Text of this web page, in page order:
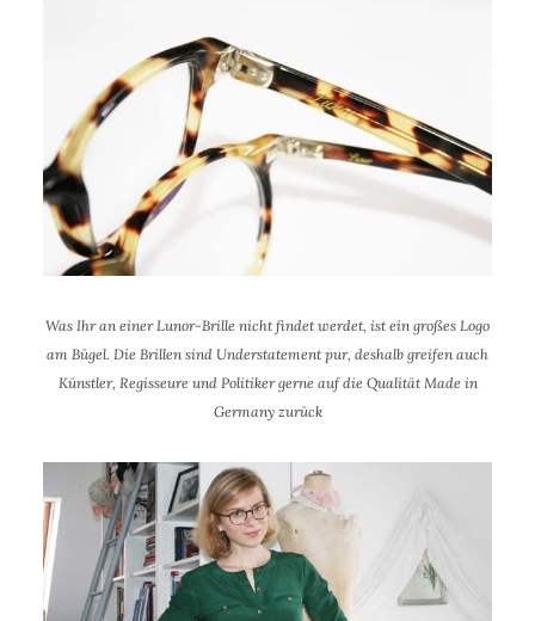
Was Ihr an einer Lunor-Brille nicht findet werdet, ist ein großes Logo
am Bügel. Die Brillen sind Understatement pur, deshalb greifen auch
Künstler, Regisseure und Politiker gerne auf die Qualität Made in
Germany zurück